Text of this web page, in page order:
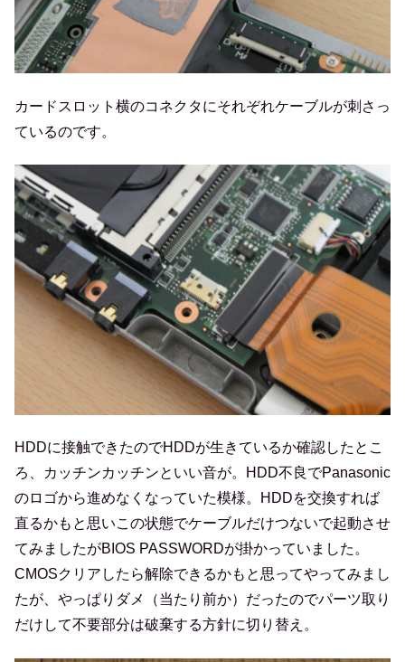
カードスロット横のコネクタにそれぞれケーブルが刺さっ
ているのです。
HDDに接触できたのでHDDが生きているか確認したとこ
ろ、カッチンカッチンといい音が。HDD不良でPanasonic
のロゴから進めなくなっていた模様。HDDを交換すれば
直るかもと思いこの状態でケーブルだけつないで起動させ
てみましたがBIOS PASSWORDが掛かっていました。
CMOSクリアしたら解除できるかもと思ってやってみまし
たが、やっぱりダメ（当たり前か）だったのでパーツ取り
だけして不要部分は破棄する方針に切り替え。